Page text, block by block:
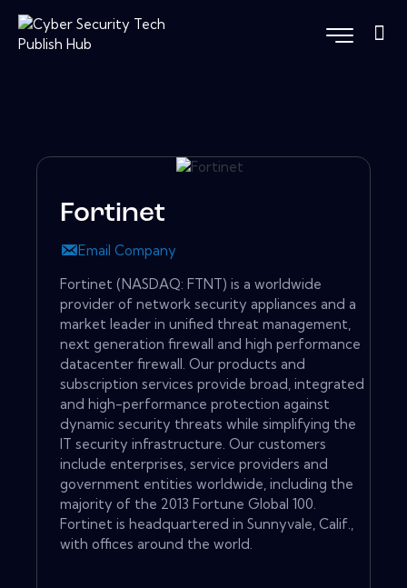
Fortinet
Email Company
Fortinet (NASDAQ: FTNT) is a worldwide
provider of network security appliances and a
market leader in unified threat management,
next generation firewall and high performance
datacenter firewall. Our products and
subscription services provide broad, integrated
and high-performance protection against
dynamic security threats while simplifying the
IT security infrastructure. Our customers
include enterprises, service providers and
government entities worldwide, including the
majority of the 2013 Fortune Global 100.
Fortinet is headquartered in Sunnyvale, Calif.,
with offices around the world.